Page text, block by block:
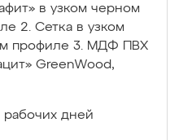
в узком черном
2. Сетка в узком
профиле 3. МДФ ПВХ
GreenWood,
рабочих дней